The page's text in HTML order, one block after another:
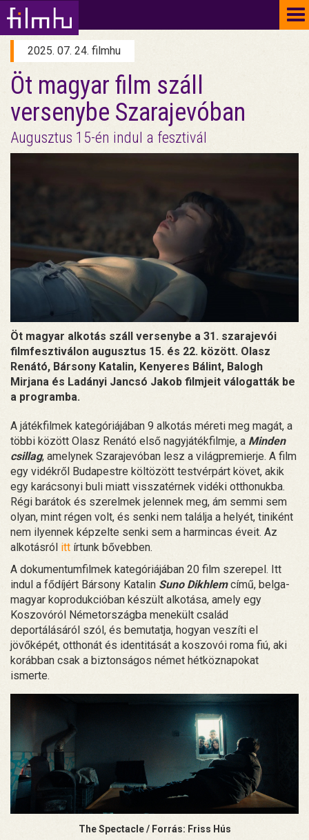
2025. 07. 24. filmhu
Öt magyar film száll
versenybe Szarajevóban
Augusztus 15-én indul a fesztivál
Öt magyar alkotás száll versenybe a 31. szarajevói
filmfesztiválon augusztus 15. és 22. között. Olasz
Renátó, Bársony Katalin, Kenyeres Bálint, Balogh
Mirjana és Ladányi Jancsó Jakob filmjeit válogatták be
a programba.
A játékfilmek kategóriájában 9 alkotás méreti meg magát, a
többi között Olasz Renátó első nagyjátékfilmje, a Minden
csillag, amelynek Szarajevóban lesz a világpremierje. A film
egy vidékről Budapestre költözött testvérpárt követ, akik
egy karácsonyi buli miatt visszatérnek vidéki otthonukba.
Régi barátok és szerelmek jelennek meg, ám semmi sem
olyan, mint régen volt, és senki nem találja a helyét, tiniként
nem ilyennek képzelte senki sem a harmincas éveit. Az
alkotásról itt írtunk bővebben.
A dokumentumfilmek kategóriájában 20 film szerepel. Itt
indul a fődíjért Bársony Katalin Suno Dikhlemcímű, belga-
magyar koprodukcióban készült alkotása, amely egy
Koszovóról Németországba menekült család
deportálásáról szól, és bemutatja, hogyan veszíti el
jövőképét, otthonát és identitását a koszovói roma fiú, aki
korábban csak a biztonságos német hétköznapokat
ismerte.
The Spectacle / Forrás: Friss Hús